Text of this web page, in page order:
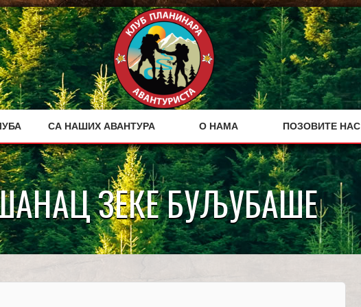
СА НАШИХ АВАНТУРА О НАМА ПОЗОВИТЕ НАС
ЗЕКЕ БУЉУБАШЕ